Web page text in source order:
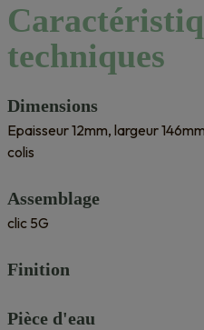
techniques
Dimensions
Epaisseur 12mm, largeur
colis
Assemblage
clic 5G
Finition
Pièce d'eau